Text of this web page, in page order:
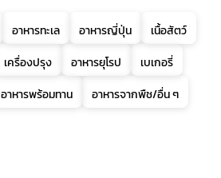
อาหารทะเล อาหารญี่ปุ่น
เนื้อสัตว์
เครื่องปรุง อาหารยุโรป
เบเกอรี่
อาหารพร้อมทาน อาหารจากพืช/อื่น ๆ